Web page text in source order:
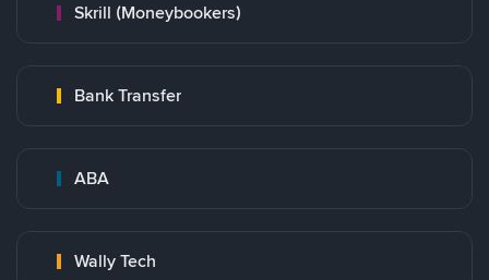
Skrill (Moneybookers)
Bank Transfer
ABA
Wally Tech